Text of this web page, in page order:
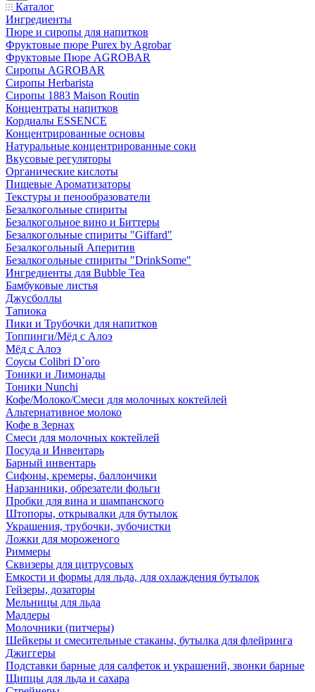
Каталог
Ингредиенты
Пюре и сиропы для напитков
Фруктовые пюре Purex by Agrobar
Фруктовые Пюре AGROBAR
Сиропы AGROBAR
Сиропы Herbarista
Сиропы 1883 Maison Routin
Концентраты напитков
Кордиалы ESSENCE
Концентрированные основы
Натуральные концентрированные соки
Вкусовые регуляторы
Органические кислоты
Пищевые Ароматизаторы
Текстуры и пенообразователи
Безалкогольные спириты
Безалкогольное вино и Биттеры
Безалкогольные спириты "Giffard"
Безалкогольный Аперитив
Безалкогольные спириты "DrinkSome"
Ингредиенты для Bubble Tea
Бамбуковые листья
Джусболлы
Тапиока
Пики и Трубочки для напитков
Топпинги/Мёд с Алоэ
Мёд с Алоэ
Соусы Colibri D`oro
Тоники и Лимонады
Тоники Nunchi
Кофе/Молоко/Смеси для молочных коктейлей
Альтернативное молоко
Кофе в Зернах
Смеси для молочных коктейлей
Посуда и Инвентарь
Барный инвентарь
Сифоны, кремеры, баллончики
Нарзанники, обрезатели фольги
Пробки для вина и шампанского
Штопоры, открывалки для бутылок
Украшения, трубочки, зубочистки
Ложки для мороженого
Риммеры
Сквизеры для цитрусовых
Емкости и формы для льда, для охлаждения бутылок
Гейзеры, дозаторы
Мельницы для льда
Мадлеры
Молочники (питчеры)
Шейкеры и смесительные стаканы, бутылка для флейринга
Джиггеры
Подставки барные для салфеток и украшений, звонки барные
Щипцы для льда и сахара